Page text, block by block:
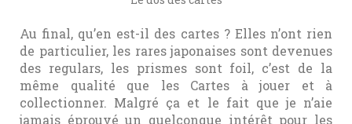
Au final, qu’en est-il des cartes ? Elles n’ont rien
de particulier, les rares japonaises sont devenues
des regulars, les prismes sont foil, c’est de la
même qualité que les Cartes à jouer et à
collectionner. Malgré ça et le fait que je n’aie
jamais éprouvé un quelconque intérêt pour les